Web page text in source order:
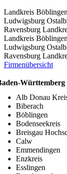
Landkreis Böblingen
Ludwigsburg
Ravensburg
Landkreis Böblingen
Ludwigsburg
Ravensburg
Firmenübersicht
Württemberg
Alb Donau
Biberach
Böblingen
Bodenseekreis
Breisgau
Calw
Emmendingen
Enzkreis
Esslingen